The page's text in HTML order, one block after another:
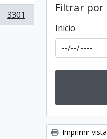
3301
Filtrar por
Inicio
Imprimir